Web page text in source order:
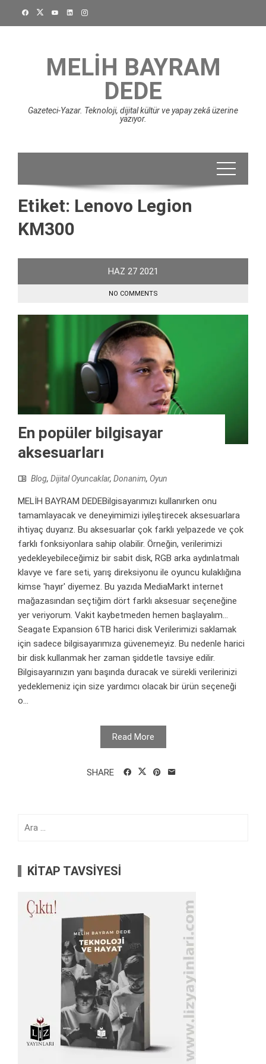
MELIH BAYRAM
DEDE
Gazeteci-Yazar. Teknoloji, dijital kültür ve yapay zekâ üzerine
yazıyor.
Etiket: Lenovo Legion
KM300
HAZ 27 2021
NO COMMENTS
En popüler bilgisayar
aksesuarları
Blog, Dijital Oyuncaklar, Donanim, Oyun
MELİH BAYRAM DEDEBilgisayarımızı kullanırken onu
tamamlayacak ve deneyimimizi iyileştirecek aksesuarlara
ihtiyaç duyarız. Bu aksesuarlar çok farklı yelpazede ve çok
farklı fonksiyonlara sahip olabilir. Örneğin, verilerimizi
yedekleyebileceğimiz bir sabit disk, RGB arka aydınlatmalı
klavye ve fare seti, yarış direksiyonu ile oyuncu kulaklığına
kimse 'hayır' diyemez. Bu yazıda MediaMarkt internet
mağazasından seçtiğim dört farklı aksesuar seçeneğine
yer veriyorum. Vakit kaybetmeden hemen başlayalım...
Seagate Expansion 6TB harici disk Verilerimizi saklamak
için sadece bilgisayarımıza güvenemeyiz. Bu nedenle harici
bir disk kullanmak her zaman şiddetle tavsiye edilir.
Bilgisayarınızın yanı başında duracak ve sürekli verilerinizi
yedeklemeniz için size yardımcı olacak bir ürün seçeneği
o...
Read More
SHARE
KİTAP TAVSİYESİ